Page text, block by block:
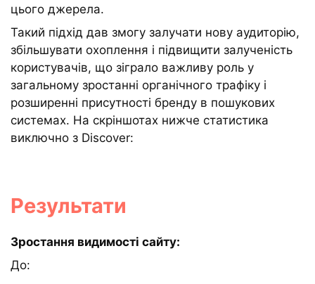
цього джерела.
Такий підхід дав змогу залучати нову аудиторію,
збільшувати охоплення і підвищити залученість
користувачів, що зіграло важливу роль у
загальному зростанні органічного трафіку і
розширенні присутності бренду в пошукових
системах. На скріншотах нижче статистика
виключно з Discover:
Результати
Зростання видимості сайту:
До: